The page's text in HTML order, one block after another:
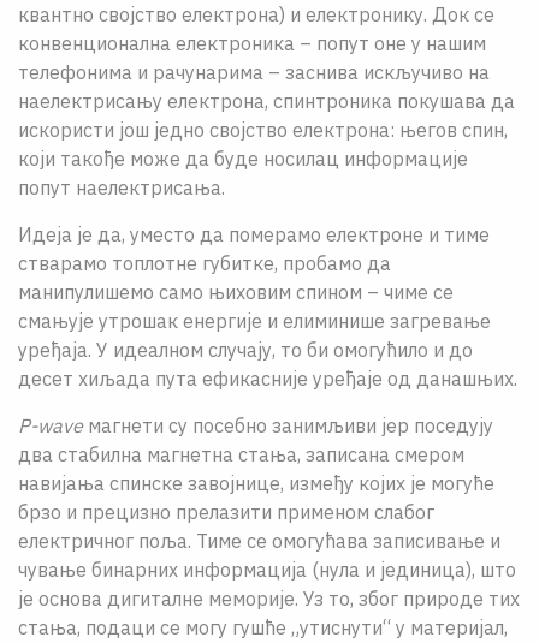
квантно својство електрона) и електронику. Док се
конвенционална електроника – попут оне у нашим
телефонима и рачунарима – заснива искључиво на
наелектрисању електрона, спинтроника покушава да
искористи још једно својство електрона: његов спин,
који такође може да буде носилац информације
попут наелектрисања.
Идеја је да, уместо да померамо електроне и тиме
стварамо топлотне губитке, пробамо да
манипулишемо само њиховим спином – чиме се
смањује утрошак енергије и елиминише загревање
уређаја. У идеалном случају, то би омогућило и до
десет хиљада пута ефикасније уређаје од данашњих.
P-waveмагнети су посебно занимљиви јер поседују
два стабилна магнетна стања, записана смером
навијања спинске завојнице, између којих је могуће
брзо и прецизно прелазити применом слабог
електричног поља. Тиме се омогућава записивање и
чување бинарних информација (нула и јединица), што
је основа дигиталне меморије. Уз то, због природе тих
стања, подаци се могу гушће „утиснути“ у материјал,